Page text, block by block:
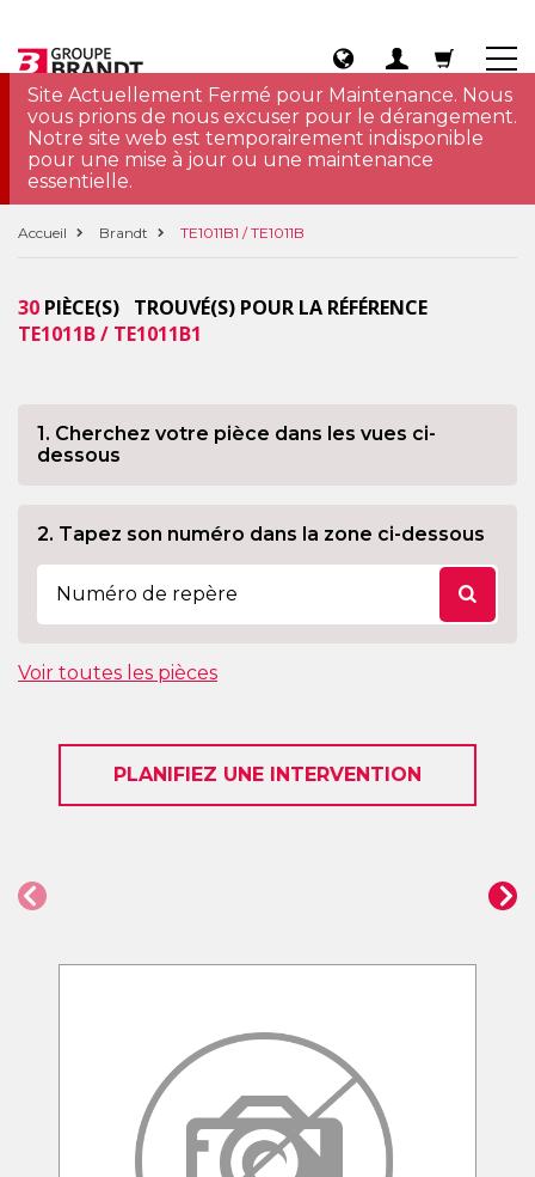
Site Actuellement Fermé pour Maintenance. Nous
vous prions de nous excuser pour le dérangement.
Notre site web est temporairement indisponible
pour une mise à jour ou une maintenance
essentielle.
Accueil Brandt TE1011B1 / TE1011B
30 PIÈCE(S) TROUVÉ(S) POUR LA RÉFÉRENCE
TE1011B / TE1011B1
1. Cherchez votre pièce dans les vues ci-
dessous
2. Tapez son numéro dans la zone ci-dessous
Voir toutes les pièces
PLANIFIEZ UNE INTERVENTION